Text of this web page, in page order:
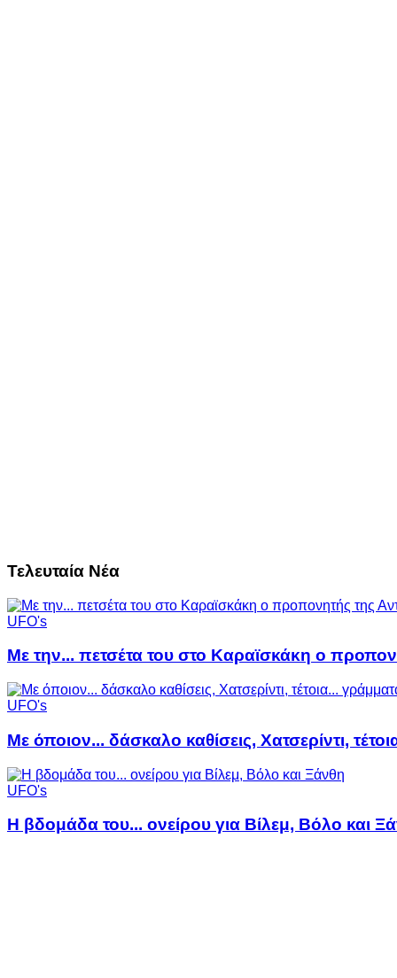
Τελευταία Νέα
UFO's
Με την... πετσέτα του στο Καραϊσκάκη ο
UFO's
Με όποιον... δάσκαλο καθίσεις, Χατσερίντι,
UFO's
Η βδομάδα του... ονείρου για Βίλεμ, Βόλο και